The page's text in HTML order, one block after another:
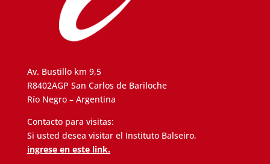
Av. Bustillo km 9,5
R8402AGP San Carlos de Bariloche
Río Negro – Argentina
Contacto para visitas:
Si usted desea visitar el Instituto Balseiro,
ingrese en este link.